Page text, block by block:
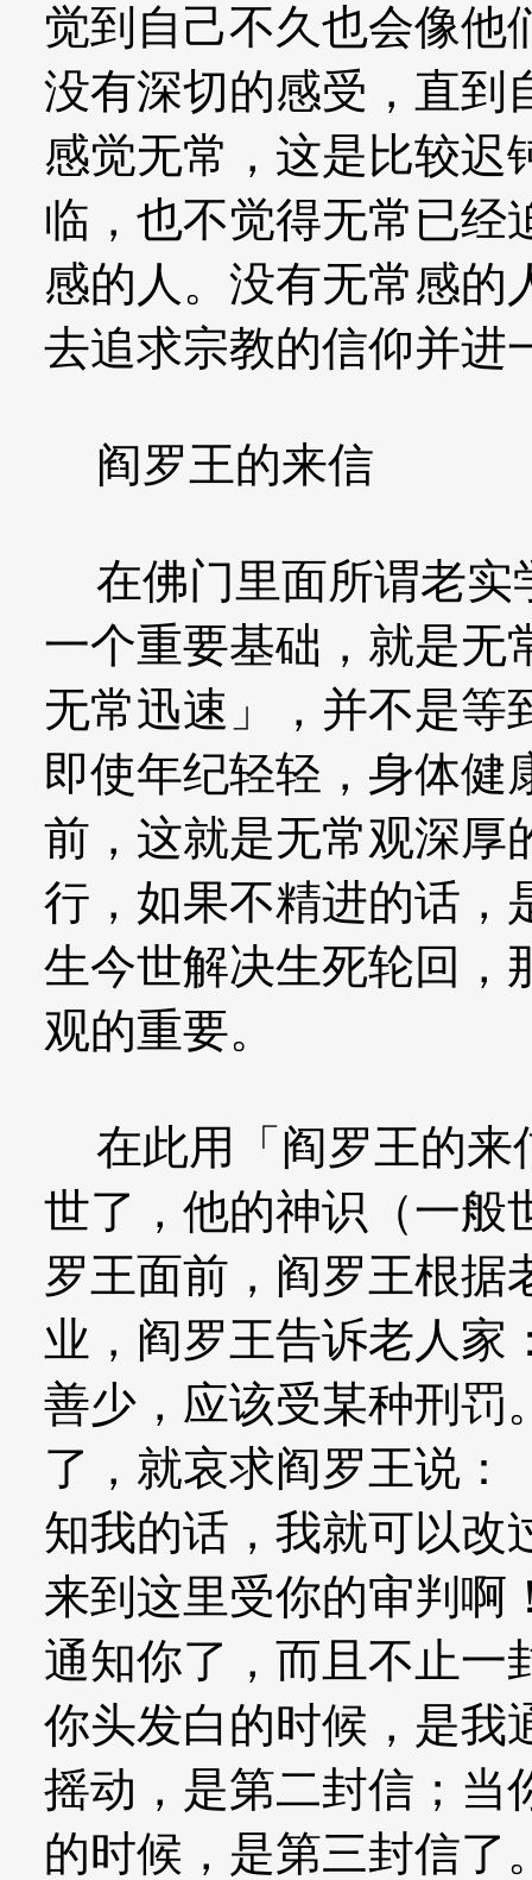
觉到自己不久也会像他
没有深切的感受，直到
感觉无常，这是比较迟
临，也不觉得无常已经
感的人。没有无常感的
去追求宗教的信仰并进
阎罗王的来信
在佛门里面所谓老实
一个重要基础，就是无
无常迅速」，并不是等
即使年纪轻轻，身体健
前，这就是无常观深厚
行，如果不精进的话，
生今世解决生死轮回，
观的重要。
在此用「阎罗王的来
世了，他的神识（一般
罗王面前，阎罗王根据
业，阎罗王告诉老人家
善少，应该受某种刑罚
了，就哀求阎罗王说：
知我的话，我就可以改
来到这里受你的审判啊
通知你了，而且不止一
你头发白的时候，是我
摇动，是第二封信；当
的时候，是第三封信了